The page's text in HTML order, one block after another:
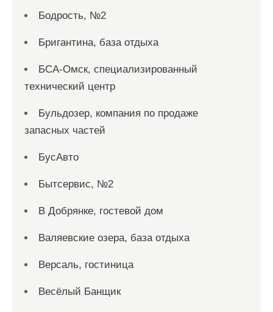
Бодрость, №2
Бригантина, база отдыха
БСА-Омск, специализированный
технический центр
Бульдозер, компания по продаже
запасных частей
БусАвто
Бытсервис, №2
В Добрянке, гостевой дом
Валяевские озера, база отдыха
Версаль, гостиница
Весёлый Банщик